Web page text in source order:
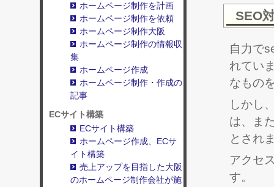
ホームページ制作を計画
ホームページ制作を依頼
ホームページ制作大阪
ホームページ制作の情報収
集
ホームページ作成
ホームページ制作・作成の
記事
ECサイト構築
ECサイト構築
ホームページ作成、ECサ
イト構築
売上アップを目指した大阪
のホームページ制作会社が施
SEO
自力で
れてい
なもの
しかし
は、ま
とされ
アクセ
す。